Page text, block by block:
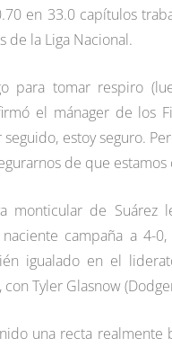
en 33.0 capítulos
de la Liga Nacional.
para tomar respiro
el mánager de los
seguido, estoy seguro.
de que estamos
monticular de Suárez
campaña a 4-
igualado en el
Tyler Glasnow
una recta realmente